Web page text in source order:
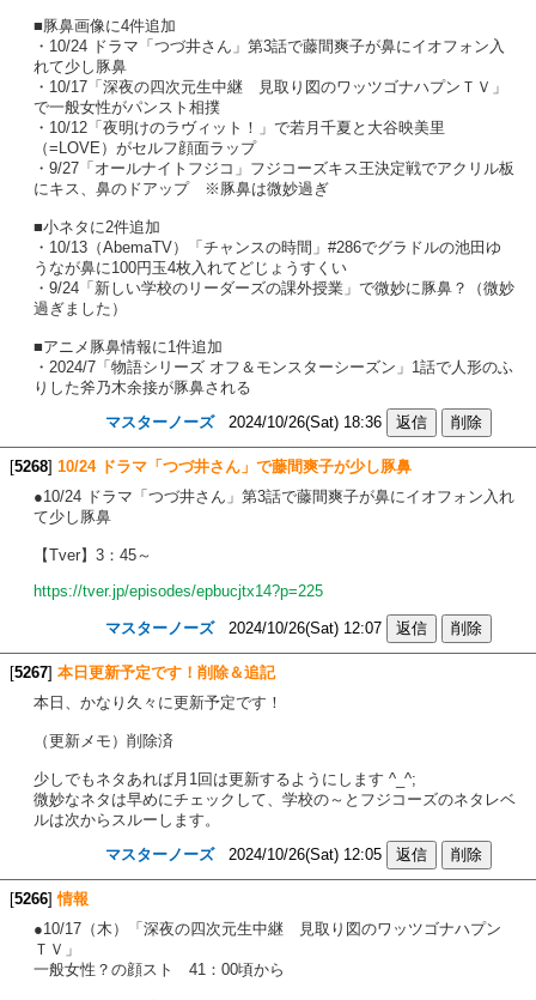
■豚鼻画像に4件追加
・10/24 ドラマ「つづ井さん」第3話で藤間爽子が鼻にイオフォン入
れて少し豚鼻
・10/17「深夜の四次元生中継 見取り図のワッツゴナハプンＴＶ」
で一般女性がパンスト相撲
・10/12「夜明けのラヴィット！」で若月千夏と大谷映美里
（=LOVE）がセルフ顔面ラップ
・9/27「オールナイトフジコ」フジコーズキス王決定戦でアクリル板
にキス、鼻のドアップ ※豚鼻は微妙過ぎ
■小ネタに2件追加
・10/13（AbemaTV）「チャンスの時間」#286でグラドルの池田ゆ
うなが鼻に100円玉4枚入れてどじょうすくい
・9/24「新しい学校のリーダーズの課外授業」で微妙に豚鼻？（微妙
過ぎました）
■アニメ豚鼻情報に1件追加
・2024/7「物語シリーズ オフ＆モンスターシーズン」1話で人形のふ
りした斧乃木余接が豚鼻される
マスターノーズ2024/10/26(Sat) 18:36
[5268] 10/24 ドラマ「つづ井さん」で藤間爽子が少し豚鼻
●10/24 ドラマ「つづ井さん」第3話で藤間爽子が鼻にイオフォン入れ
て少し豚鼻
【Tver】3：45～
https://tver.jp/episodes/epbucjtx14?p=225
マスターノーズ2024/10/26(Sat) 12:07
[5267] 本日更新予定です！削除＆追記
本日、かなり久々に更新予定です！
（更新メモ）削除済
少しでもネタあれば月1回は更新するようにします ^_^;
微妙なネタは早めにチェックして、学校の～とフジコーズのネタレベ
ルは次からスルーします。
マスターノーズ2024/10/26(Sat) 12:05
[5266]情報
●10/17（木）「深夜の四次元生中継 見取り図のワッツゴナハプン
ＴＶ」
一般女性？の顔スト 41：00頃から